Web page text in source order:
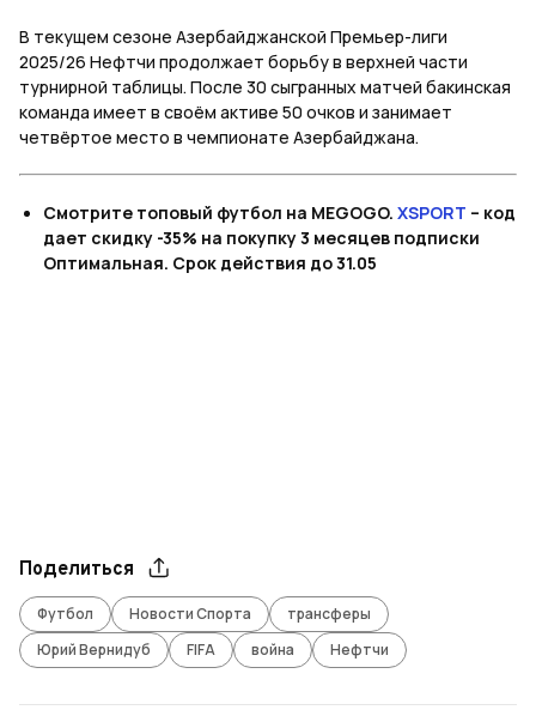
В текущем сезоне Азербайджанской Премьер-лиги
2025/26 Нефтчи продолжает борьбу в верхней части
турнирной таблицы. После 30 сыгранных матчей бакинская
команда имеет в своём активе 50 очков и занимает
четвёртое место в чемпионате Азербайджана.
Смотрите топовый футбол на MEGOGO. XSPORT – код
дает скидку -35% на покупку 3 месяцев подписки
Оптимальная. Срок действия до 31.05
Поделиться
Футбол Новости Спорта
трансферы
Юрий Вернидуб
FIFA война Нефтчи